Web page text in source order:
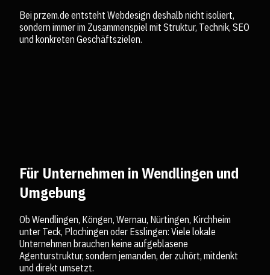
Bei przem.de entsteht Webdesign deshalb nicht isoliert,
sondern immer im Zusammenspiel mit Struktur, Technik, SEO
und konkreten Geschäftszielen.
Für Unternehmen in Wendlingen und
Umgebung
Ob Wendlingen, Köngen, Wernau, Nürtingen, Kirchheim
unter Teck, Plochingen oder Esslingen: Viele lokale
Unternehmen brauchen keine aufgeblasene
Agenturstruktur, sondern jemanden, der zuhört, mitdenkt
und direkt umsetzt.